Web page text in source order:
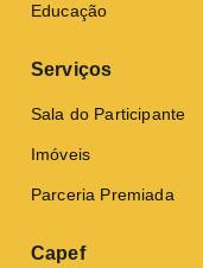
Educação
Serviços
Sala do Participante
Imóveis
Parceria Premiada
Capef